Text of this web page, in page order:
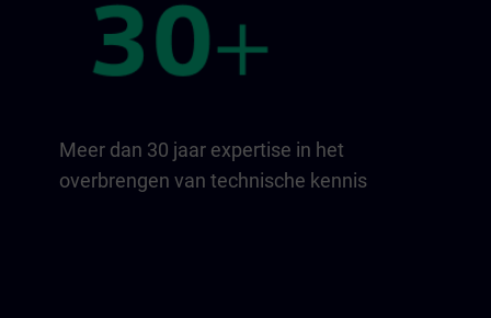
Meer dan 30 jaar expertise in het
overbrengen van technische kennis